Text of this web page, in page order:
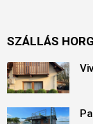
SZÁLLÁS